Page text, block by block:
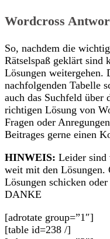
Wordcross
So, nachdem die
Rätselspaß geklärt sind
Lösungen weitergehen.
nachfolgenden Tabelle
auch das Suchfeld über
richtigen Lösung von
Fragen oder
Beitrages gerne einen
HINWEIS: Leider sind
weit mit den Lösungen.
Lösungen schicken
DANKE
[adrotate group=”1″]
[table id=238 /]